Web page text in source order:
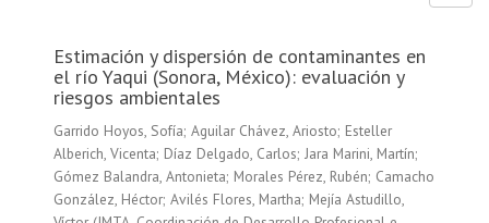
Estimación y dispersión de contaminantes en
el río Yaqui (Sonora, México): evaluación y
riesgos ambientales
Garrido Hoyos, Sofía; Aguilar Chávez, Ariosto; Esteller
Alberich, Vicenta; Díaz Delgado, Carlos; Jara Marini, Martín;
Gómez Balandra, Antonieta; Morales Pérez, Rubén; Camacho
González, Héctor; Avilés Flores, Martha; Mejía Astudillo,